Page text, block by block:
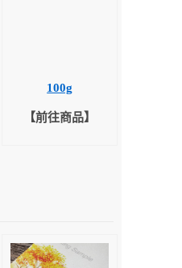
100g
【前往商品】